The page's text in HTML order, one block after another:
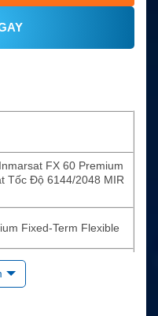
FX 60 Premium
Tốc Độ 6144/2048 MIR
Fixed-Term Flexible